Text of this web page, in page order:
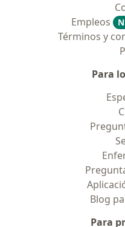
Empleos
Términos y
Para
Blog
Para